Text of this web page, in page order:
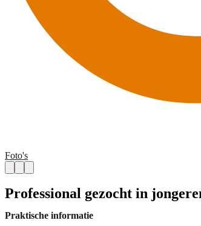
Foto's
Professional gezocht in
Praktische informatie